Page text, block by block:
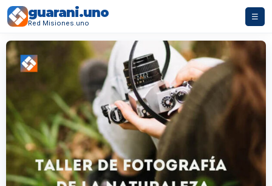
guarani.uno
Red Misiones.uno
☰